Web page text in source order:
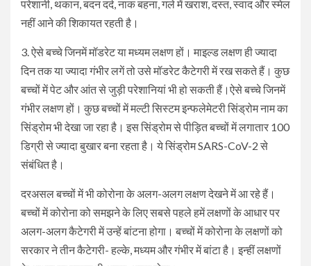
परेशानी, थकान, बदन दर्द, नाक बहना, गले में खराश, दस्त, स्वाद और स्मेल
नहीं आने की शिकायत रहती है।
3. ऐसे बच्चे जिनमें मॉडरेट या मध्यम लक्षण हों। माइल्ड लक्षण ही ज्यादा
दिन तक या ज्यादा गंभीर लगें तो उसे मॉडरेट कैटेगरी में रख सकते हैं। कुछ
बच्चों में पेट और आंत से जुड़ी परेशानियां भी हो सकती हैं।ऐसे बच्चे जिनमें
गंभीर लक्षण हों। कुछ बच्चों में मल्टी सिस्टम इन्फलेमेटरी सिंड्रोम नाम का
सिंड्रोम भी देखा जा रहा है। इस सिंड्रोम से पीड़ित बच्चों में लगातार 100
डिग्री से ज्यादा बुखार बना रहता है। ये सिंड्रोम SARS-CoV-2 से
संबंधित है।
दरअसल बच्चों में भी कोरोना के अलग-अलग लक्षण देखने में आ रहे हैं।
बच्चों में कोरोना को समझने के लिए सबसे पहले हमें लक्षणों के आधार पर
अलग-अलग कैटेगरी में उन्हें बांटना होगा। बच्चों में कोरोना के लक्षणों को
सरकार ने तीन कैटेगरी- हल्के, मध्यम और गंभीर में बांटा है। इन्हीं लक्षणों